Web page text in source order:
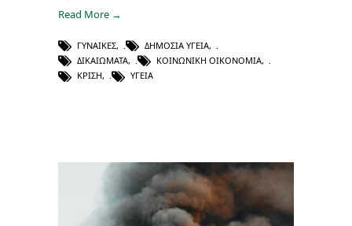
Read More →
ΓΥΝΑΊΚΕΣ, ΔΗΜΌΣΙΑ ΥΓΕΊΑ,
ΔΙΚΑΙΏΜΑΤΑ, ΚΟΙΝΩΝΙΚΉ ΟΙΚΟΝΟΜΊΑ,
ΚΡΊΣΗ, ΥΓΕΊΑ